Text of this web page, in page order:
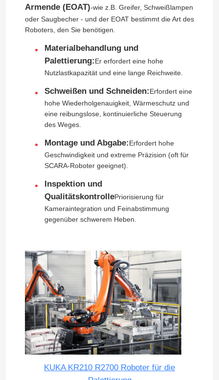
Zu Hause
Produkte
Armende (EOAT)-wie z.B. Greifer, Schweißlampen
oder Saugbecher - und der EOAT bestimmt die Art des
Roboters, den Sie benötigen.
Materialbehandlung und
Palettierung:Er erfordert eine hohe
Nutzlastkapazität und eine lange Reichweite.
Schweißen und Schneiden:Erfordert eine
hohe Wiederholgenauigkeit, Wärmeschutz und
eine reibungslose, kontinuierliche Steuerung
des Weges.
Montage und Abgabe:Erfordert hohe
Geschwindigkeit und extreme Präzision (oft für
SCARA-Roboter geeignet).
Inspektion und
QualitätskontrollePriorisierung für
Kameraintegration und Feinabstimmung
gegenüber schwerem Heben.
KUKA KR210 R2700 Roboter für die